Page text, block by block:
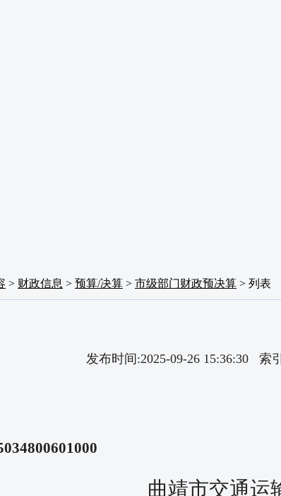
> 财政信息 > 预算/决算 > 市级部门财政预决算 > 列表
发布时间:2025-09-26 15:36:30
曲靖市交通运